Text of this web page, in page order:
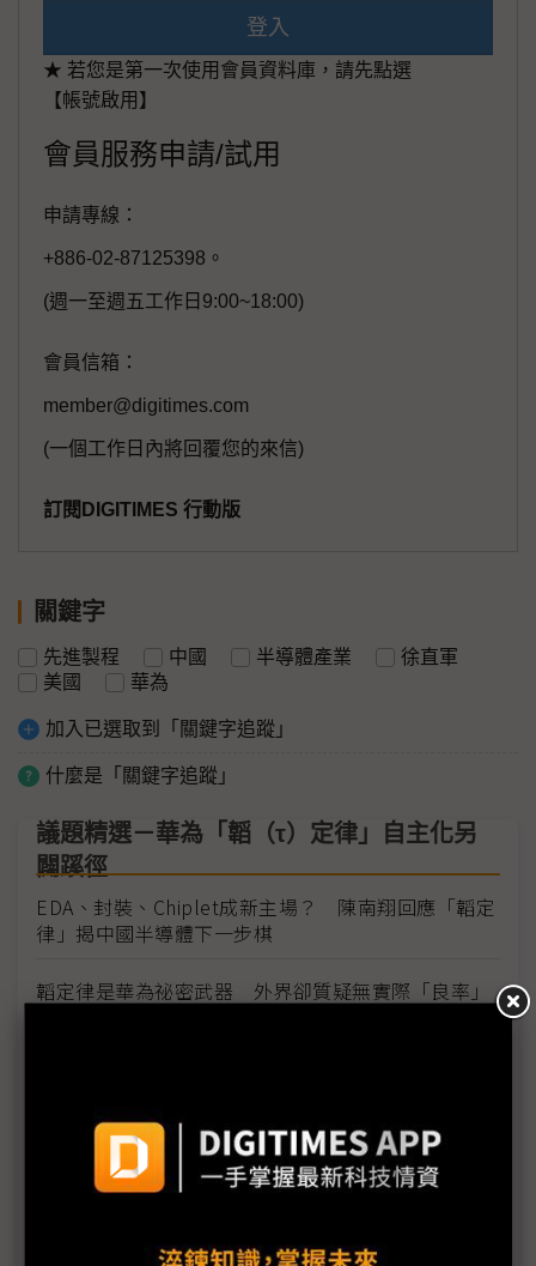
登入
★ 若您是第一次使用會員資料庫，請先點選
【帳號啟用】
會員服務申請/試用
申請專線：
+886-02-87125398。
(週一至週五工作日9:00~18:00)
會員信箱：
member@digitimes.com
(一個工作日內將回覆您的來信)
訂閱DIGITIMES 行動版
關鍵字
先進製程 中國 半導體產業
徐直軍
美國
華為
加入已選取到「關鍵字追蹤」
什麼是「關鍵字追蹤」
議題精選－華為「韜（τ）定律」自主化另
闢蹊徑
EDA、封裝、Chiplet成新主場？ 陳南翔回應「韜定
律」揭中國半導體下一步棋
韜定律是華為祕密武器 外界卻質疑無實際「良率」
跟進華為韜定律1.4奈米賽局 比亞迪發布自研4奈米
自駕晶片「璇璣A3」
華為韜定律開啟另一DeepSeek時刻？ 巧妙繞開